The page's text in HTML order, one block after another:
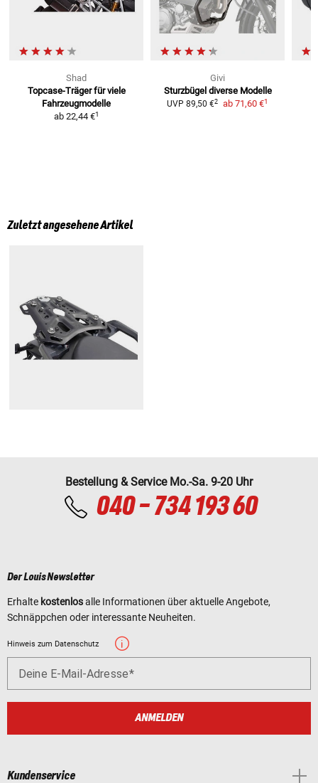
Shad
Topcase-Träger für viele
Fahrzeugmodelle
ab 22,44 €1
Givi
Sturzbügel diverse Modelle
UVP 89,50 €2 ab 71,60 €1
Zuletzt angesehene Artikel
Bestellung & Service Mo.-Sa. 9-20 Uhr
040 - 734 193 60
Der Louis Newsletter
Erhalte kostenlosalle Informationen über aktuelle Angebote,
Schnäppchen oder interessante Neuheiten.
Hinweis zum Datenschutz
Deine E-Mail-Adresse
ANMELDEN
Kundenservice